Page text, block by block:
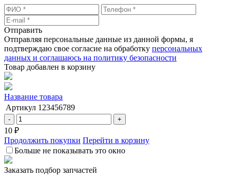
Отправить
Отправляя персональные данные из данной формы, я
подтверждаю свое согласие на обработку персональных
данных и соглашаюсь на политику безопасности
Товар добавлен в корзину
Название товара
Артикул 123456789
- +
10 ₽
Продолжить покупки Перейти в корзину
Больше не показывать это окно
Заказать подбор запчастей